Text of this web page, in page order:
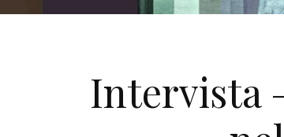
Intervista